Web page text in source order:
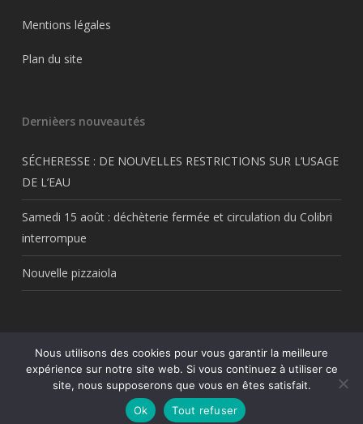
Mentions légales
Plan du site
Dernièers nouveautés
SÉCHERESSE : DE NOUVELLES RESTRICTIONS SUR L’USAGE
DE L’EAU
Samedi 15 août : déchèterie fermée et circulation du Colibri
interrompue
Nouvelle pizzaiola
© 2026 Thil.fr. Tous droits réservés Thil.fr. Une créationMy Freelance
Rocks
Nous utilisons des cookies pour vous garantir la meilleure
expérience sur notre site web. Si vous continuez à utiliser ce
site, nous supposerons que vous en êtes satisfait.
Ok
Tout refuser